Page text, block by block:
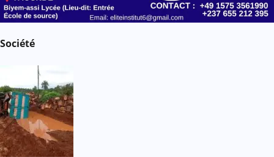
Société